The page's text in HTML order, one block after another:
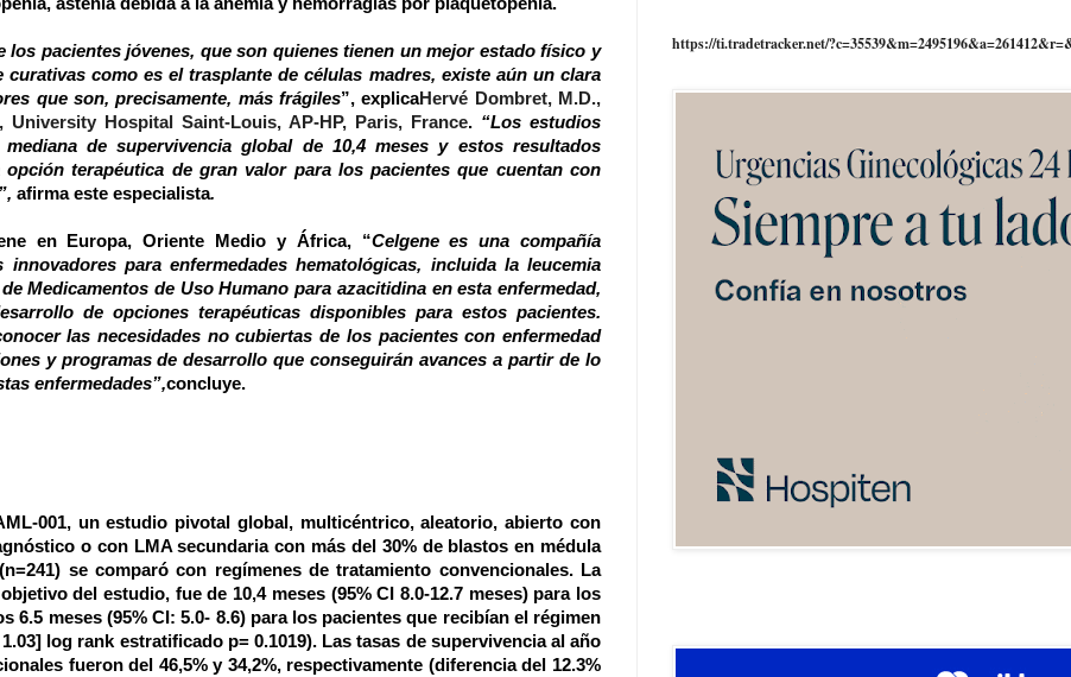
pacientes jóvenes, que son quienes tienen un mejor estado físico y
como es el trasplante de células madres, existe aún un clara
que son, precisamente, más frágiles”, explicaHervé Dombret, M.D.,
Hospital Saint-Louis, AP-HP, Paris, France. “Los estudios
de supervivencia global de 10,4 meses y estos resultados
terapéutica de gran valor para los pacientes que cuentan con
afirma este especialista.
en Europa, Oriente Medio y África, “Celgene es una compañía
para enfermedades hematológicas, incluida la leucemia
Medicamentos de Uso Humano para azacitidina en esta enfermedad,
de opciones terapéuticas disponibles para estos pacientes.
las necesidades no cubiertas de los pacientes con enfermedad
y programas de desarrollo que conseguirán avances a partir de lo
enfermedades”,concluye.
001, un estudio pivotal global, multicéntrico, aleatorio, abierto con
o con LMA secundaria con más del 30% de blastos en médula
se comparó con regímenes de tratamiento convencionales. La
del estudio, fue de 10,4 meses (95% CI 8.0-12.7 meses) para los
6.5 meses (95% CI: 5.0- 8.6) para los pacientes que recibían el régimen
log rank estratificado p= 0.1019). Las tasas de supervivencia al año
fueron del 46,5% y 34,2%, respectivamente (diferencia del 12.3%
https://ti.tradetracker.net/